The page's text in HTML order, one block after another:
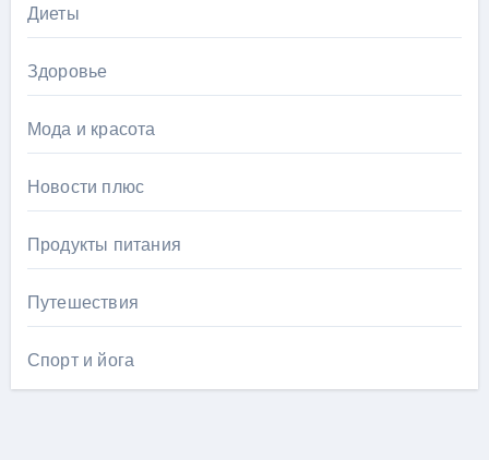
Диеты
Здоровье
Мода и красота
Новости плюс
Продукты питания
Путешествия
Спорт и йога